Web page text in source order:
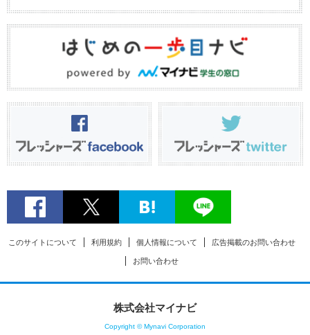
このサイトについて 利用規約 個人情報について 広告掲載のお問い合わせ
お問い合わせ
株式会社マイナビ
Copyright © Mynavi Corporation